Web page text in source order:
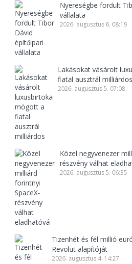
Nyereségbe fordult
vállalata
2026. augusztus 6. 08:19
Lakásokat vásárolt
fiatal ausztrál milliárdos
2026. augusztus 5. 07:08
Közel negyvenezer
részvény válhat
2026. augusztus 5. 06:35
Tizenhét és fél millió
Revolut alapítóját
2026. augusztus 4. 14:27